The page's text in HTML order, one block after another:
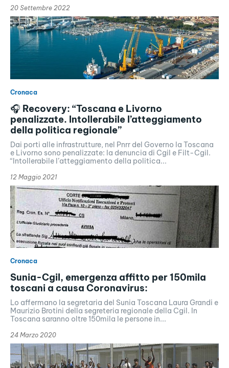
20 Settembre 2022
Cronaca
🎧 Recovery: “Toscana e Livorno
penalizzate. Intollerabile l’atteggiamento
della politica regionale”
Dai porti alle infrastrutture, nel Pnrr del Governo la Toscana
e Livorno sono penalizzate: la denuncia di Cgil e Filt-Cgil.
“Intollerabile l’atteggiamento della politica...
12 Maggio 2021
Cronaca
Sunia-Cgil, emergenza affitto per 150mila
toscani a causa Coronavirus:
Lo affermano la segretaria del Sunia Toscana Laura Grandi e
Maurizio Brotini della segreteria regionale della Cgil. In
Toscana saranno oltre 150mila le persone in...
24 Marzo 2020